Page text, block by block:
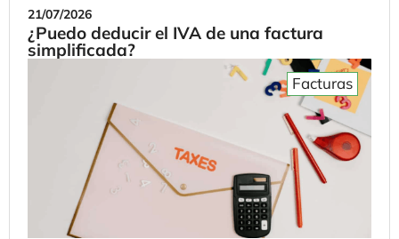
21/07/2026
¿Puedo deducir el IVA de una factura
simplificada?
Facturas